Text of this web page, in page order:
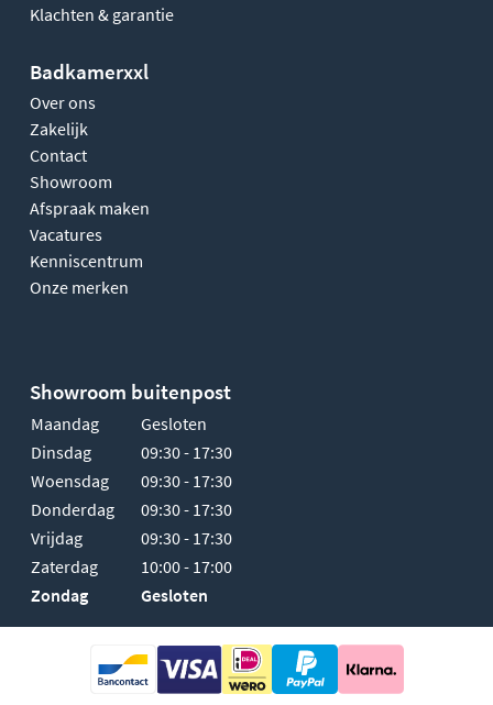
Klachten & garantie
Badkamerxxl
Over ons
Zakelijk
Contact
Showroom
Afspraak maken
Vacatures
Kenniscentrum
Onze merken
Showroom buitenpost
Maandag
Gesloten
Dinsdag
09:30 - 17:30
Woensdag
09:30 - 17:30
Donderdag
09:30 - 17:30
Vrijdag
09:30 - 17:30
Zaterdag
10:00 - 17:00
Zondag
Gesloten